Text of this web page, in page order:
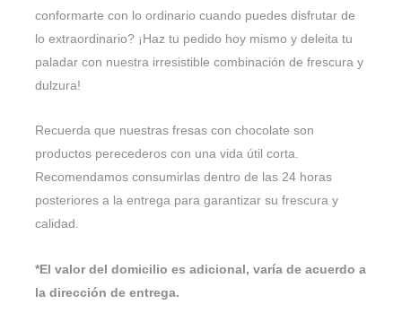
conformarte con lo ordinario cuando puedes disfrutar de
lo extraordinario? ¡Haz tu pedido hoy mismo y deleita tu
paladar con nuestra irresistible combinación de frescura y
dulzura!
Recuerda que nuestras fresas con chocolate son
productos perecederos con una vida útil corta.
Recomendamos consumirlas dentro de las 24 horas
posteriores a la entrega para garantizar su frescura y
calidad.
*El valor del domicilio es adicional, varía de acuerdo a
la dirección de entrega.